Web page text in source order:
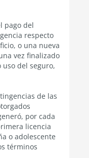
pago del
respecto
o una nueva
vez finalizado
del seguro,
de las
por cada
licencia
o adolescente
términos